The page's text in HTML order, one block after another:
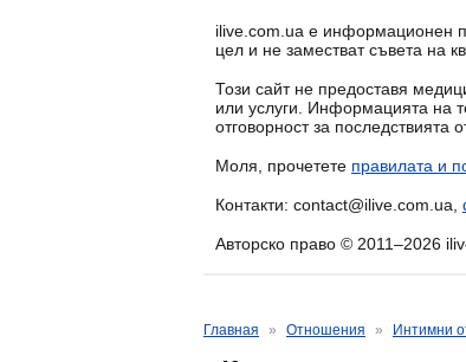
ilive.com.ua е информационен
цел и не заместват съвета на
Този сайт не предоставя
или услуги. Информацията на
отговорност за последствията
Моля, прочетете правилата и
Контакти: contact@ilive.com.ua,
Авторско право © 2011–2026
Главная » Отношения » Интимни